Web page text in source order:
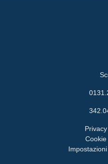
Cookie